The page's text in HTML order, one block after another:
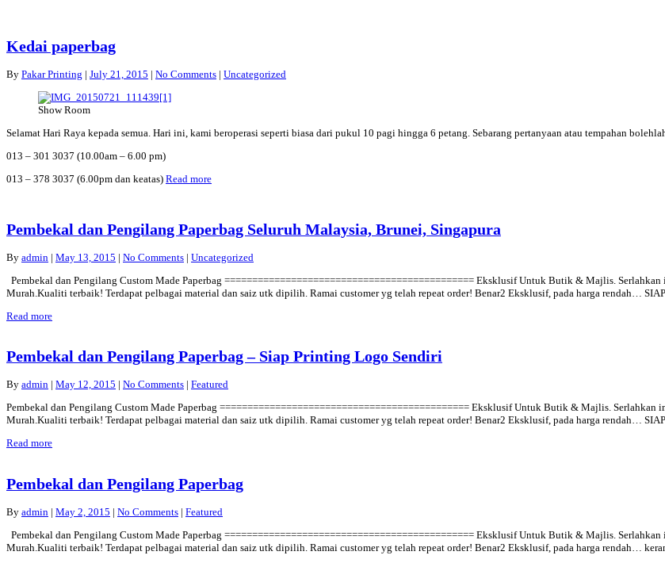
Kedai paperbag
By Pakar Printing | July 21, 2015 | No Comments | Uncategorized
Show Room
Selamat Hari Raya kepada semua. Hari ini, kami beroperasi seperti biasa dari pukul 10 pagi hingga 6 petang. Sebarang pertanyaan atau tempahan
013 – 301 3037 (10.00am – 6.00 pm)
013 – 378 3037 (6.00pm dan keatas) Read more
Pembekal dan Pengilang Paperbag Seluruh Malaysia, Brunei, Singapura
By admin | May 13, 2015 | No Comments | Uncategorized
Pembekal dan Pengilang Custom Made Paperbag ============================================= Eksklusif Untuk Butik & Majlis.
Murah.Kualiti terbaik! Terdapat pelbagai material dan saiz utk dipilih. Ramai customer yg telah repeat order! Benar2 Eksklusif, pada harga rendah…
Read more
Pembekal dan Pengilang Paperbag – Siap Printing Logo Sendiri
By admin | May 12, 2015 | No Comments | Featured
Pembekal dan Pengilang Custom Made Paperbag ============================================= Eksklusif Untuk Butik & Majlis.
Murah.Kualiti terbaik! Terdapat pelbagai material dan saiz utk dipilih. Ramai customer yg telah repeat order! Benar2 Eksklusif, pada harga rendah…
Read more
Pembekal dan Pengilang Paperbag
By admin | May 2, 2015 | No Comments | Featured
Pembekal dan Pengilang Custom Made Paperbag ============================================= Eksklusif Untuk Butik & Majlis.
Murah.Kualiti terbaik! Terdapat pelbagai material dan saiz utk dipilih. Ramai customer yg telah repeat order! Benar2 Eksklusif, pada harga rendah…